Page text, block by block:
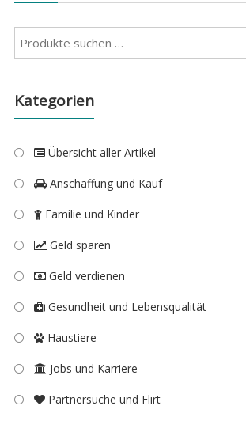
Kategorien
Übersicht aller Artikel
Anschaffung und Kauf
Familie und Kinder
Geld sparen
Geld verdienen
Gesundheit und Lebensqualität
Haustiere
Jobs und Karriere
Partnersuche und Flirt